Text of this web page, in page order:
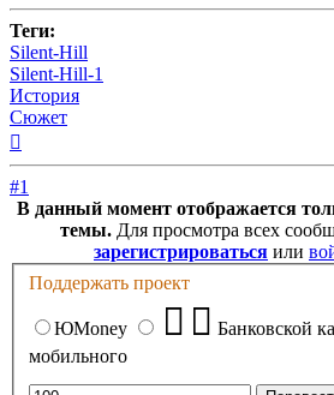
Теги:
Silent-Hill
Silent-Hill-1
История
Сюжет
началу
#1
В данный момент отображается
темы.Для просмотра всех
зарегистрироваться или
Поддержать проект
ЮMoney Банковской
мобильного